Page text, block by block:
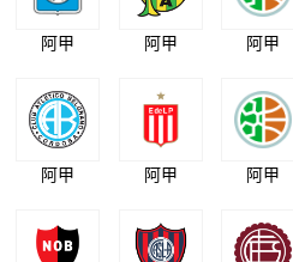
阿甲 阿甲 阿甲
阿甲 阿甲 阿甲